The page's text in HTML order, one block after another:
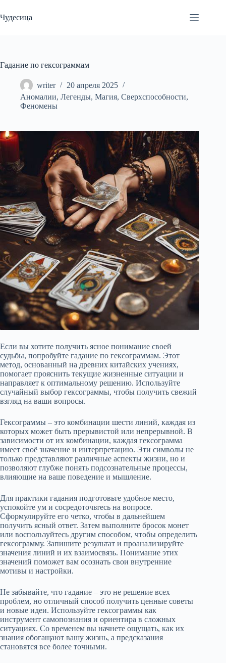
к
сути
Чудесица
Гадание по гексограммам
writer
20 апреля 2025
Аномалии, Легенды, Магия, Сверхспособности,
Феномены
Если вы хотите получить ясное понимание своей
судьбы, попробуйте гадание по гексограммам. Этот
метод, основанный на древних китайских учениях,
помогает прояснить текущие жизненные ситуации и
направляет к оптимальному решению. Используйте
случайный выбор гексограммы, чтобы получить свежий
взгляд на ваши вопросы.
Гексограммы – это комбинации шести линий, каждая из
которых может быть прерывистой или непрерывной. В
зависимости от их комбинации, каждая гексограмма
имеет своё значение и интерпретацию. Эти символы не
только представляют различные аспекты жизни, но и
позволяют глубже понять подсознательные процессы,
влияющие на ваше поведение и мышление.
Для практики гадания подготовьте удобное место,
успокойте ум и сосредоточьтесь на вопросе.
Сформулируйте его четко, чтобы в дальнейшем
получить ясный ответ. Затем выполните бросок монет
или воспользуйтесь другим способом, чтобы определить
гексограмму. Запишите результат и проанализируйте
значения линий и их взаимосвязь. Понимание этих
значений поможет вам осознать свои внутренние
мотивы и настройки.
Не забывайте, что гадание – это не решение всех
проблем, но отличный способ получить ценные советы
и новые идеи. Используйте гексограммы как
инструмент самопознания и ориентира в сложных
ситуациях. Со временем вы начнете ощущать, как их
знания обогащают вашу жизнь, а предсказания
становятся все более точными.